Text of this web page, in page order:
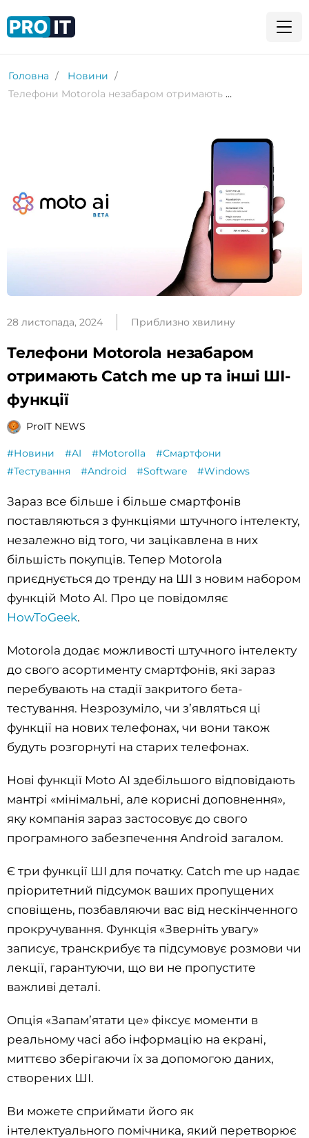
Головна
Новини
Телефони Motorola незабаром отримають Catch me up та інші ШІ-функції
28 листопада, 2024 Приблизно хвилину
Телефони Motorola незабаром
отримають Catch me up та інші ШІ-
функції
ProIT NEWS
#Новини #AI #Motorolla
#Смартфони
#Тестування
#Android #Software #Windows
Зараз все більше і більше смартфонів
поставляються з функціями штучного інтелекту,
незалежно від того, чи зацікавлена в них
більшість покупців. Тепер Motorola
приєднується до тренду на ШІ з новим набором
функцій Moto AI. Про це повідомляє
HowToGeek.
Motorola додає можливості штучного інтелекту
до свого асортименту смартфонів, які зараз
перебувають на стадії закритого бета-
тестування. Незрозуміло, чи з’являться ці
функції на нових телефонах, чи вони також
будуть розгорнуті на старих телефонах.
Нові функції Moto AI здебільшого відповідають
мантрі «мінімальні, але корисні доповнення»,
яку компанія зараз застосовує до свого
програмного забезпечення Android загалом.
Є три функції ШI для початку. Catch me up надає
пріоритетний підсумок ваших пропущених
сповіщень, позбавляючи вас від нескінченного
прокручування. Функція «Зверніть увагу»
записує, транскрибує та підсумовує розмови чи
лекції, гарантуючи, що ви не пропустите
важливі деталі.
Опція «Запам’ятати це» фіксує моменти в
реальному часі або інформацію на екрані,
миттєво зберігаючи їх за допомогою даних,
створених ШІ.
Ви можете сприймати його як
інтелектуального помічника, який перетворює